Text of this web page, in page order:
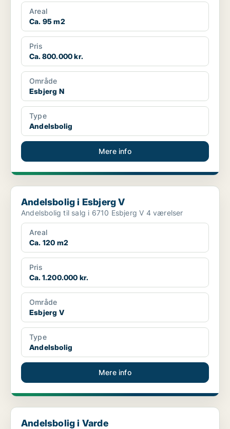
Areal
Ca. 95 m2
Pris
Ca. 800.000 kr.
Område
Esbjerg N
Type
Andelsbolig
Mere info
Andelsbolig i Esbjerg V
Andelsbolig i Esbjerg V
Andelsbolig til salg i 6710 Esbjerg V 4 værelser
Areal
Ca. 120 m2
Pris
Ca. 1.200.000 kr.
Område
Esbjerg V
Type
Andelsbolig
Mere info
Andelsbolig i Varde
Andelsbolig i Varde